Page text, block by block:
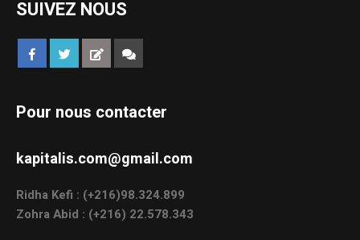
SUIVEZ NOUS
Pour nous contacter
kapitalis.com@gmail.com
Ridha Kefi : (+216)98.324.899
Zohra Abid : (+216) 22.578.343